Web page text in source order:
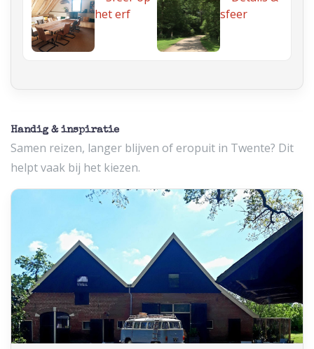
Handig & inspiratie
Samen reizen, langer blijven of eropuit in Twente? Dit
helpt vaak bij het kiezen.